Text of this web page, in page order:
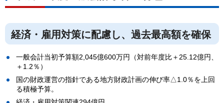
経済・雇用対策に配慮し、過去最高額を確保
一般会計当初予算額2,045億600万円（対前年度比＋25.12億円、
＋1.2％）
国の財政運営の指針である地方財政計画の伸び率△1.0％を上回
る積極予算。